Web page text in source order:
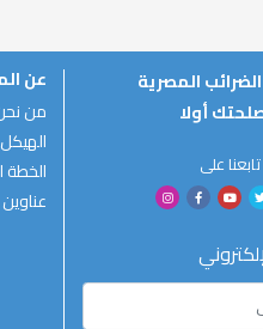
المصرية
أولا
تابعنا على
عن
من
الخطة